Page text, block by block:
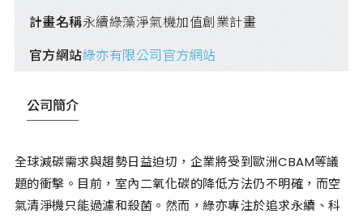
計畫名稱永續綠藻淨氣機加值創業計畫
官方網站綠亦有限公司官方網站
公司簡介
全球減碳需求與趨勢日益迫切，企業將受到歐洲CBAM等議
題的衝擊。目前，室內二氧化碳的降低方法仍不明確，而空
氣清淨機只能過濾和殺菌。然而，綠亦專注於追求永續、科